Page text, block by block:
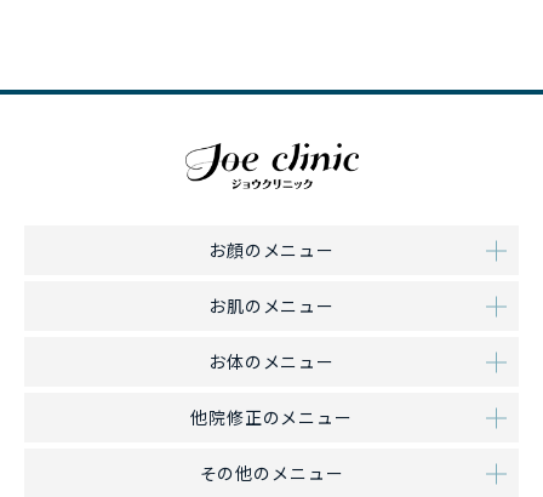
お顔のメニュー
お肌のメニュー
お体のメニュー
他院修正のメニュー
その他のメニュー